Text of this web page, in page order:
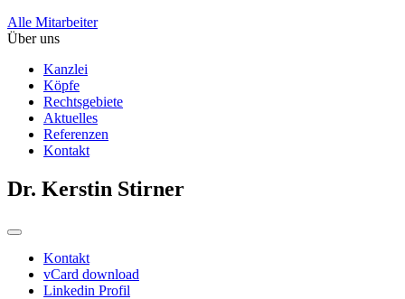
Alle Mitarbeiter
Über uns
Kanzlei
Köpfe
Rechtsgebiete
Aktuelles
Referenzen
Kontakt
Dr. Kerstin Stirner
Kontakt
vCard download
Linkedin Profil